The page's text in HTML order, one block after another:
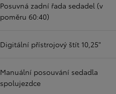
Posuvná zadní řada sedadel (v
poměru 60:40)
Digitální přístrojový štít 10,25"
Manuální posouvání sedadla
spolujezdce